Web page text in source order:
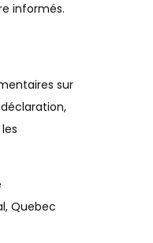
informés.
sur
Quebec